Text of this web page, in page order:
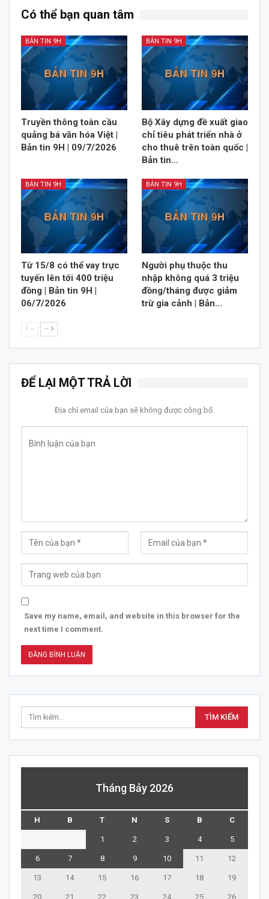
Có thể bạn quan tâm
BẢN TIN 9H
Truyền thông toàn cầu
quảng bá văn hóa Việt |
Bản tin 9H | 09/7/2026
BẢN TIN 9H
Bộ Xây dựng đề xuất giao
chỉ tiêu phát triển nhà ở
cho thuê trên toàn quốc |
Bản tin…
BẢN TIN 9H
Từ 15/8 có thể vay trực
tuyến lên tới 400 triệu
đồng | Bản tin 9H |
06/7/2026
BẢN TIN 9H
Người phụ thuộc thu
nhập không quá 3 triệu
đồng/tháng được giảm
trừ gia cảnh | Bản…
-- --
ĐỂ LẠI MỘT TRẢ LỜI
Địa chỉ email của bạn sẽ không được công bố.
Save my name, email, and website in this browser for the
next time I comment.
Tháng Bảy 2026
H B T N S B C
1 2 3 4 5
6 7 8 9 10 11 12
13 14 15 16 17 18 19
20 21 22 23 24 25 26